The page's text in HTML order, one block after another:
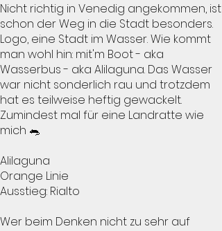
Nicht richtig in Venedig angekommen, ist
schon der Weg in die Stadt besonders.
Logo, eine Stadt im Wasser. Wie kommt
man wohl hin: mit'm Boot - aka
Wasserbus - aka Alilaguna. Das Wasser
war nicht sonderlich rau und trotzdem
hat es teilweise heftig gewackelt.
Zumindest mal für eine Landratte wie
mich 🐀
Alilaguna
Orange Linie
Ausstieg: Rialto
Wer beim Denken nicht zu sehr auf